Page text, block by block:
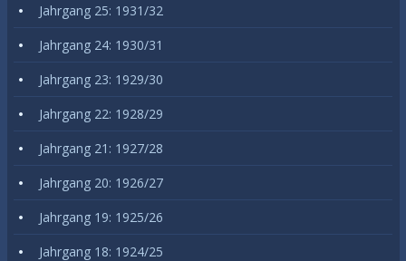
Jahrgang 25: 1931/32
Jahrgang 24: 1930/31
Jahrgang 23: 1929/30
Jahrgang 22: 1928/29
Jahrgang 21: 1927/28
Jahrgang 20: 1926/27
Jahrgang 19: 1925/26
Jahrgang 18: 1924/25